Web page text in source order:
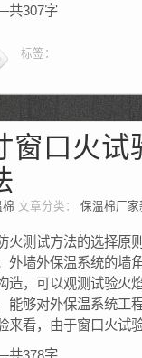
共307字
标签：
窗口火
棉 文章分类： 保温棉厂家
火测试方法的选择原
外墙外保温系统的墙
造，可以观测试验火
能够对外保温系统工
来看，由于窗口火试